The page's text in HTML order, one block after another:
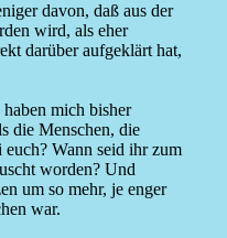
davon, daß aus der
wird, als eher
darüber aufgeklärt hat,
mich bisher
die Menschen, die
euch? Wann seid ihr zum
worden? Und
um so mehr, je enger
war.